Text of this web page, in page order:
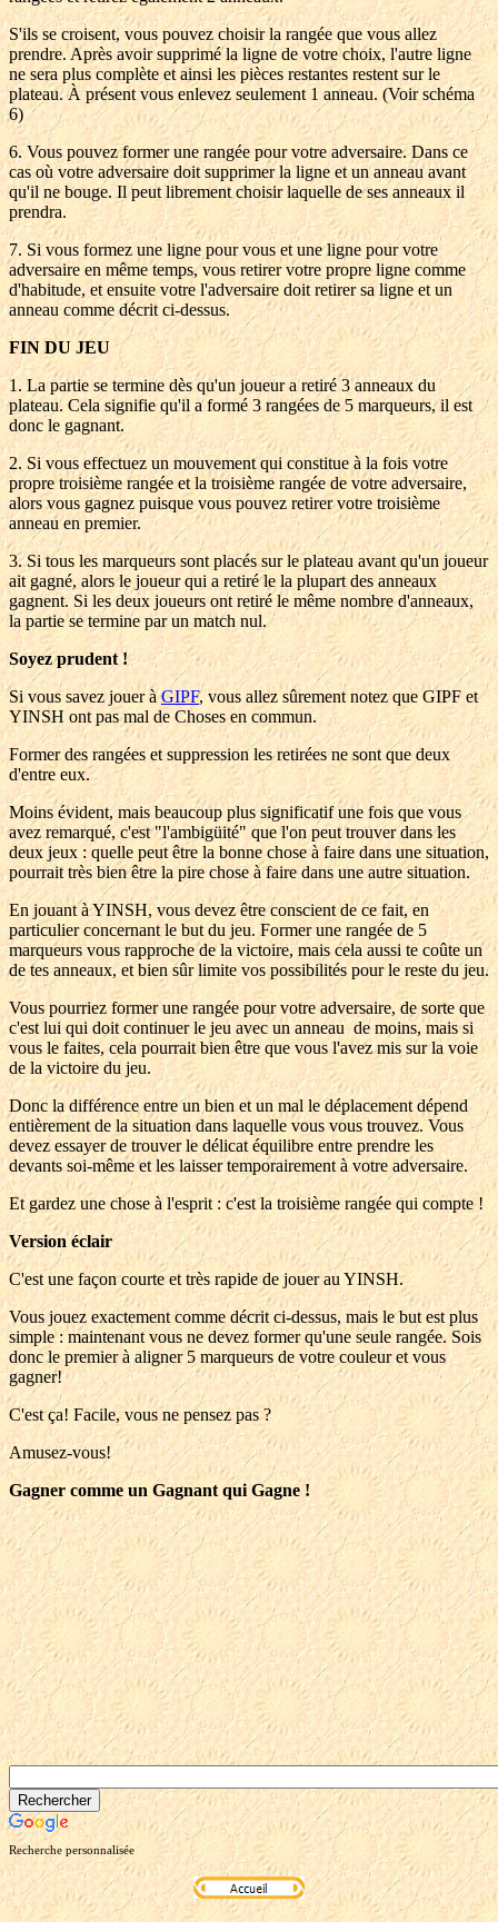
S'ils se croisent, vous pouvez choisir la rangée que vous allez
prendre. Après avoir supprimé la ligne de votre choix, l'autre ligne
ne sera plus complète et ainsi les pièces restantes restent sur le
plateau. À présent vous enlevez seulement 1 anneau. (Voir schéma
6)
6. Vous pouvez former une rangée pour votre adversaire. Dans ce
cas où votre adversaire doit supprimer la ligne et un anneau avant
qu'il ne bouge. Il peut librement choisir laquelle de ses anneaux il
prendra.
7. Si vous formez une ligne pour vous et une ligne pour votre
adversaire en même temps, vous retirer votre propre ligne comme
d'habitude, et ensuite votre l'adversaire doit retirer sa ligne et un
anneau comme décrit ci-dessus.
FIN DU JEU
1. La partie se termine dès qu'un joueur a retiré 3 anneaux du
plateau. Cela signifie qu'il a formé 3 rangées de 5 marqueurs, il est
donc le gagnant.
2. Si vous effectuez un mouvement qui constitue à la fois votre
propre troisième rangée et la troisième rangée de votre adversaire,
alors vous gagnez puisque vous pouvez retirer votre troisième
anneau en premier.
3. Si tous les marqueurs sont placés sur le plateau avant qu'un joueur
ait gagné, alors le joueur qui a retiré le la plupart des anneaux
gagnent. Si les deux joueurs ont retiré le même nombre d'anneaux,
la partie se termine par un match nul.
Soyez prudent !
Si vous savez jouer àGIPF, vous allez sûrement notez que GIPF et
YINSH ont pas mal de Choses en commun.
Former des rangées et suppression les retirées ne sont que deux
d'entre eux.
Moins évident, mais beaucoup plus significatif une fois que vous
avez remarqué, c'est "l'ambigüité" que l'on peut trouver dans les
deux jeux : quelle peut être la bonne chose à faire dans une situation,
pourrait très bien être la pire chose à faire dans une autre situation.
En jouant à YINSH, vous devez être conscient de ce fait, en
particulier concernant le but du jeu. Former une rangée de 5
marqueurs vous rapproche de la victoire, mais cela aussi te coûte un
de tes anneaux, et bien sûr limite vos possibilités pour le reste du jeu.
Vous pourriez former une rangée pour votre adversaire, de sorte que
c'est lui qui doit continuer le jeu avec un anneau de moins, mais si
vous le faites, cela pourrait bien être que vous l'avez mis sur la voie
de la victoire du jeu.
Donc la différence entre un bien et un mal le déplacement dépend
entièrement de la situation dans laquelle vous vous trouvez. Vous
devez essayer de trouver le délicat équilibre entre prendre les
devants soi-même et les laisser temporairement à votre adversaire.
Et gardez une chose à l'esprit : c'est la troisième rangée qui compte !
Version éclair
C'est une façon courte et très rapide de jouer au YINSH.
Vous jouez exactement comme décrit ci-dessus, mais le but est plus
simple : maintenant vous ne devez former qu'une seule rangée. Sois
donc le premier à aligner 5 marqueurs de votre couleur et vous
gagner!
C'est ça! Facile, vous ne pensez pas ?
Amusez-vous!
Gagner comme un Gagnant qui Gagne !
Recherche personnalisée